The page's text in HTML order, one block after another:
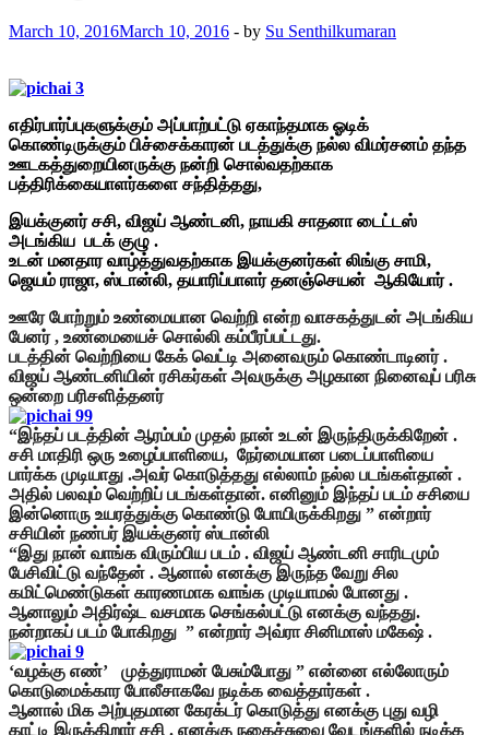
March 10, 2016March 10, 2016 - by Su Senthilkumaran
எதிர்பார்ப்புகளுக்கும் அப்பாற்பட்டு ஏகாந்தமாக ஓடிக்
கொண்டிருக்கும் பிச்சைக்காரன் படத்துக்கு நல்ல விமர்சனம் தந்த
ஊடகத்துறையினருக்கு நன்றி சொல்வதற்காக
பத்திரிக்கையாளர்களை சந்தித்தது,
இயக்குனர் சசி, விஜய் ஆண்டனி, நாயகி சாதனா டைட்டஸ்
அடங்கிய படக் குழு .
உடன் மனதார வாழ்த்துவதற்காக இயக்குனர்கள் லிங்கு சாமி,
ஜெயம் ராஜா, ஸ்டான்லி, தயாரிப்பாளர் தனஞ்செயன் ஆகியோர் .
ஊரே போற்றும் உண்மையான வெற்றி என்ற வாசகத்துடன் அடங்கிய
பேனர் , உண்மையைச் சொல்லி கம்பீரப்பட்டது.
படத்தின் வெற்றியை கேக் வெட்டி அனைவரும் கொண்டாடினர் .
விஜய் ஆண்டனியின் ரசிகர்கள் அவருக்கு அழகான நினைவுப் பரிசு
ஒன்றை பரிசளித்தனர்
“இந்தப் படத்தின் ஆரம்பம் முதல் நான் உடன் இருந்திருக்கிறேன் .
சசி மாதிரி ஒரு உழைப்பாளியை, நேர்மையான படைப்பாளியை
பார்க்க முடியாது .அவர் கொடுத்தது எல்லாம் நல்ல படங்கள்தான் .
அதில் பலவும் வெற்றிப் படங்கள்தான். எனினும் இந்தப் படம் சசியை
இன்னொரு உயரத்துக்கு கொண்டு போயிருக்கிறது ” என்றார்
சசியின் நண்பர் இயக்குனர் ஸ்டான்லி
“இது நான் வாங்க விரும்பிய படம் . விஜய் ஆண்டனி சாரிடமும்
பேசிவிட்டு வந்தேன் . ஆனால் எனக்கு இருந்த வேறு சில
கமிட்மெண்டுகள் காரணமாக வாங்க முடியாமல் போனது .
ஆனாலும் அதிர்ஷ்ட வசமாக செங்கல்பட்டு எனக்கு வந்தது.
நன்றாகப் படம் போகிறது ” என்றார் அவ்ரா சினிமாஸ் மகேஷ் .
‘வழக்கு எண்’ முத்துராமன் பேசும்போது ” என்னை எல்லோரும்
கொடுமைக்கார போலீசாகவே நடிக்க வைத்தார்கள் .
ஆனால் மிக அற்புதமான கேரக்டர் கொடுத்து எனக்கு புது வழி
காட்டி இருக்கிறார் சசி . எனக்கு நகைச்சுவை வேடங்களில் நடிக்க